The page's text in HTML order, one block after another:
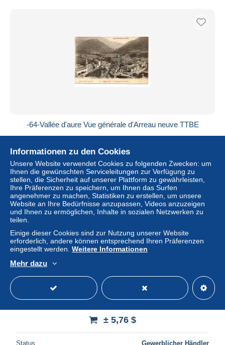
-64-Vallée d'aure Vue générale d'Arreau neuve TTBE
Status Gewerblicher Händler
± 5,76 $
Status Gewerblicher Händler
Informationen zu den Cookies
Unsere Website verwendet Cookies zu folgenden Zwecken: um
Ihnen die gewünschten Serviceleitungen zur Verfügung zu
stellen, die Sicherheit auf unserer Plattform zu gewährleisten,
Ihre Präferenzen zu speichern, um Ihnen das Surfen
angenehmer zu machen, Statistiken zu erstellen, um unsere
Website an Ihre Bedürfnisse anzupassen, Videos anzuzeigen
und Ihnen zu ermöglichen, Inhalte in sozialen Netzwerken zu
teilen.
Einige dieser Cookies sind zur Nutzung unserer Website
erforderlich, andere können entsprechend Ihren Präferenzen
eingestellt werden. Weitere Informationen
Mehr dazu